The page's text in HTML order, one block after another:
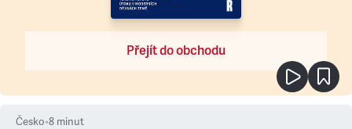
Přejít do obchodu
Česko•8 minut